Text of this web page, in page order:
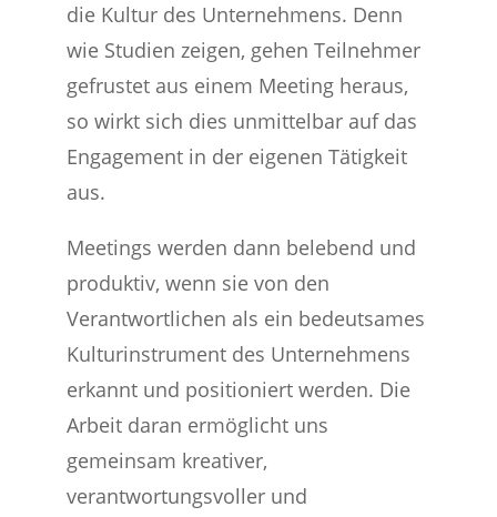
die Kultur des Unternehmens. Denn
wie Studien zeigen, gehen Teilnehmer
gefrustet aus einem Meeting heraus,
so wirkt sich dies unmittelbar auf das
Engagement in der eigenen Tätigkeit
aus.
Meetings werden dann belebend und
produktiv, wenn sie von den
Verantwortlichen als ein bedeutsames
Kulturinstrument des Unternehmens
erkannt und positioniert werden. Die
Arbeit daran ermöglicht uns
gemeinsam kreativer,
verantwortungsvoller und